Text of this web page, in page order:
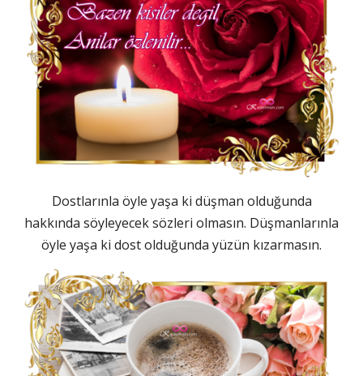
Dostlarınla öyle yaşa ki düşman olduğunda
hakkında söyleyecek sözleri olmasın. Düşmanlarınla
öyle yaşa ki dost olduğunda yüzün kızarmasın.